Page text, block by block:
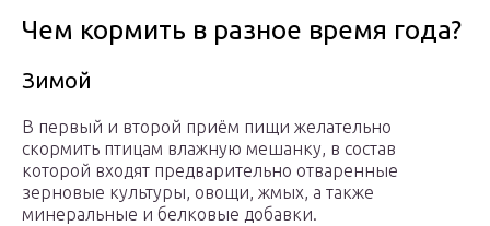
Чем кормить в разное время года?
Зимой
В первый и второй приём пищи желательно
скормить птицам влажную мешанку, в состав
которой входят предварительно отваренные
зерновые культуры, овощи, жмых, а также
минеральные и белковые добавки.